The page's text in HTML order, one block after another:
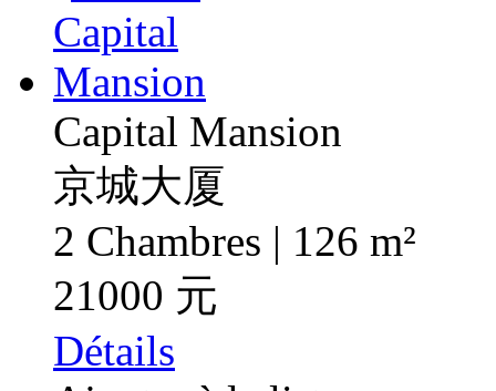
Capital Mansion
京城大厦
2 Chambres | 126 m²
21000 元
Détails